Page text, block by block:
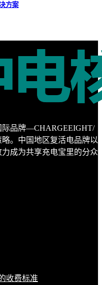
方案
际品牌—CHARGEEIGHT/
。中国地区复活电品牌以
成为共享充电宝里的分众
收费标准